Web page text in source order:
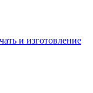
и изготовление